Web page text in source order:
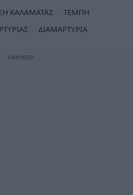
ΚΑΛΑΜΑΤΑΣ
ΤΕΜΠΗ
ΔΙΑΜΑΡΤΥΡΙΑ